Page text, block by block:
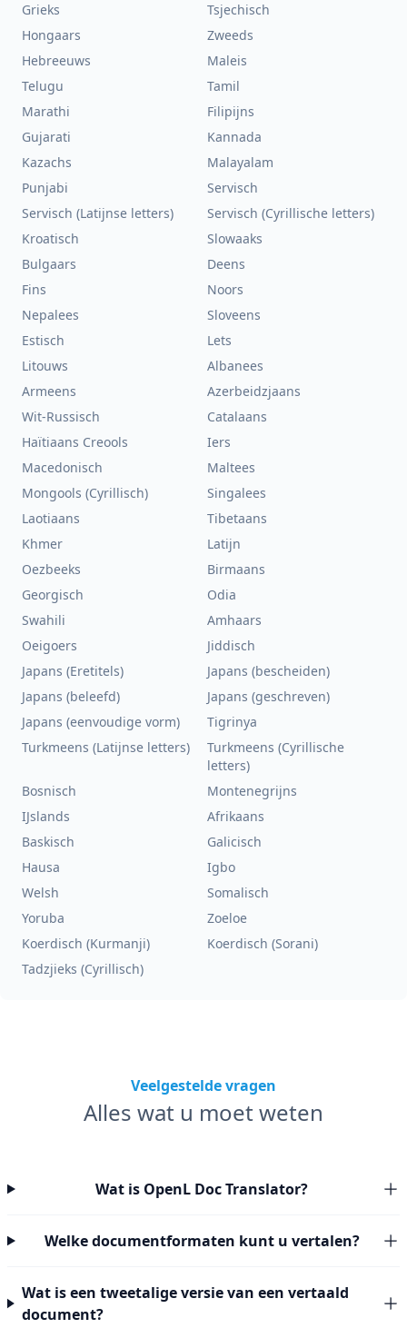
Grieks
Tsjechisch
Hongaars
Zweeds
Hebreeuws
Maleis
Telugu
Tamil
Marathi
Filipijns
Gujarati
Kannada
Kazachs
Malayalam
Punjabi
Servisch
Servisch (Latijnse letters)
Servisch (Cyrillische letters)
Kroatisch
Slowaaks
Bulgaars
Deens
Fins
Noors
Nepalees
Sloveens
Estisch
Lets
Litouws
Albanees
Armeens
Azerbeidzjaans
Wit-Russisch
Catalaans
Haïtiaans Creools
Iers
Macedonisch
Maltees
Mongools (Cyrillisch)
Singalees
Laotiaans
Tibetaans
Khmer
Latijn
Oezbeeks
Birmaans
Georgisch
Odia
Swahili
Amhaars
Oeigoers
Jiddisch
Japans (Eretitels)
Japans (bescheiden)
Japans (beleefd)
Japans (geschreven)
Japans (eenvoudige vorm)
Tigrinya
Turkmeens (Latijnse letters)
Turkmeens (Cyrillische
letters)
Bosnisch
Montenegrijns
IJslands
Afrikaans
Baskisch
Galicisch
Hausa
Igbo
Welsh
Somalisch
Yoruba
Zoeloe
Koerdisch (Kurmanji)
Koerdisch (Sorani)
Tadzjieks (Cyrillisch)
Veelgestelde vragen
Alles wat u moet weten
Wat is OpenL Doc Translator?
Welke documentformaten kunt u vertalen?
Wat is een tweetalige versie van een vertaald
document?